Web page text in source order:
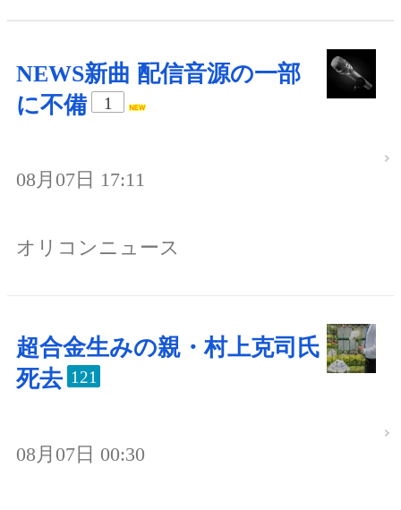
NEWS新曲 配信音源の一部
に不備
1
08月07日 17:11
オリコンニュース
超合金生みの親・村上克司氏
死去 121
08月07日 00:30